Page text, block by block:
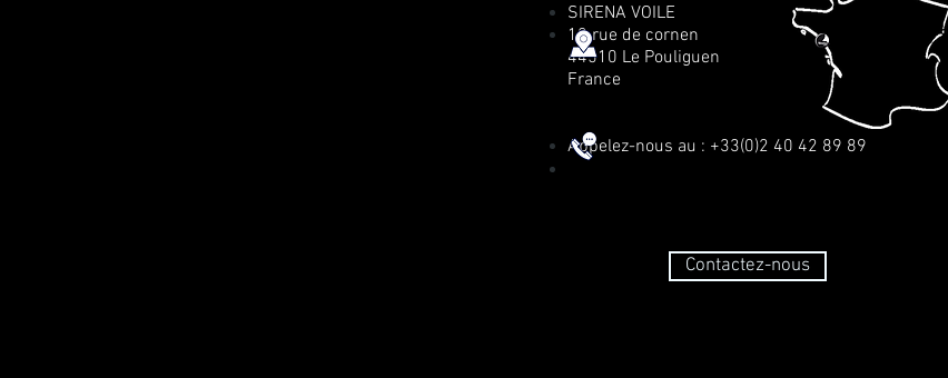
SIRENA VOILE
12 rue de cornen
44510 Le Pouliguen
France
Appelez-nous au : +33(0)2 40 42 89 89
Contactez-nous